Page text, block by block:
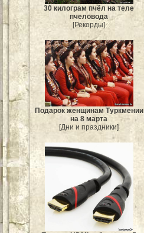
30 килограм пчёл на теле
пчеловода
[Рекорды]
Подарок женщинам Туркмении
на 8 марта
[Дни и праздники]